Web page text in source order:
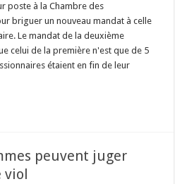
poste à la Chambre des
briguer un nouveau mandat à celle
Le mandat de la deuxième
celui de la première n'est que de 5
étaient en fin de leur
peuvent juger
viol